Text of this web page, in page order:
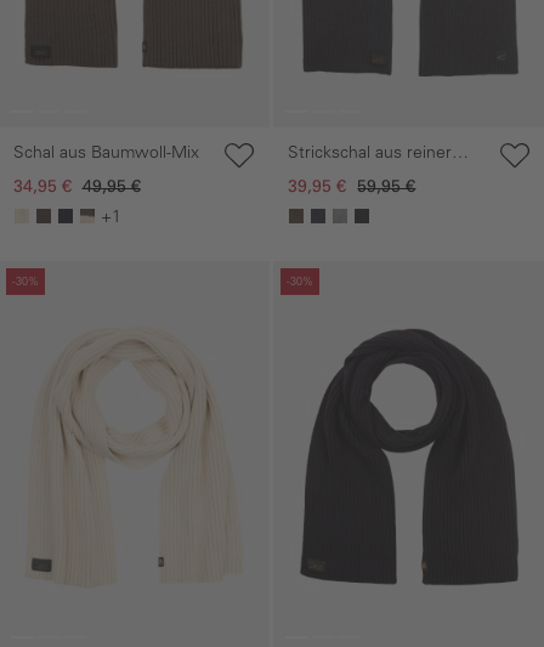
Schal aus Baumwoll-Mix
34,95 €
49,95 €
+1
Strickschal aus reiner
Lammwolle
39,95 € 59,95 €
-30%
überspringen
-30%
Galerie überspringen